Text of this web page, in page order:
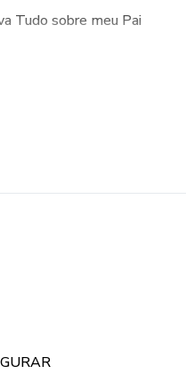
Tudo sobre meu Pai
Meu Pai e Eu
para a criança colorir